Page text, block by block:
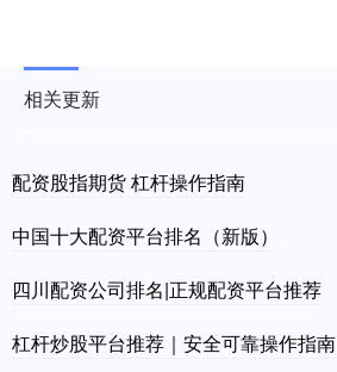
相关更新
配资股指期货 杠杆操作指南
中国十大配资平台排名（新版）
四川配资公司排名|正规配资平台推荐
杠杆炒股平台推荐｜安全可靠操作指南